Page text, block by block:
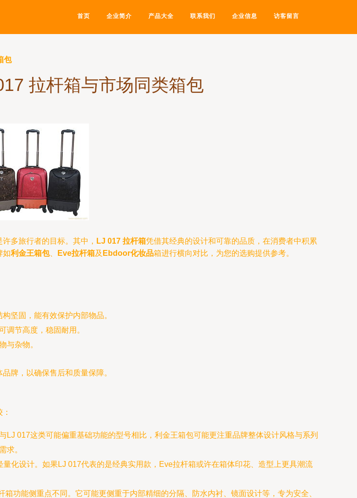
首页 企业简介 产品大全 联系我们 企业信息 访客留言
包
拉杆箱与市场同类箱包
多旅行者的目标。其中， LJ 017 拉杆箱凭借其经典的设计和可靠的品质，在消费者中积累
如利金王箱包、 Eve拉杆箱及 Ebdoor化妆品箱进行横向对比，为您的选购提供参考。
坚固，能有效保护内部物品。
调节高度，稳固耐用。
与杂物。
牌，以确保售后和质量保障。
017这类可能偏重基础功能的型号相比，利金王箱包可能更注重品牌整体设计风格与系列
求。
化设计。如果LJ 017代表的是经典实用款，Eve拉杆箱或许在箱体印花、造型上更具潮流
功能侧重点不同。它可能更侧重于内部精细的分隔、防水内衬、镜面设计等，专为安全、